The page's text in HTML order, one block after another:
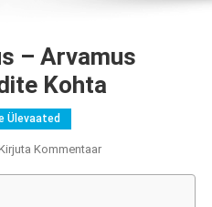
– Arvamus
Kohta
Ülevaated
KommentaarOn